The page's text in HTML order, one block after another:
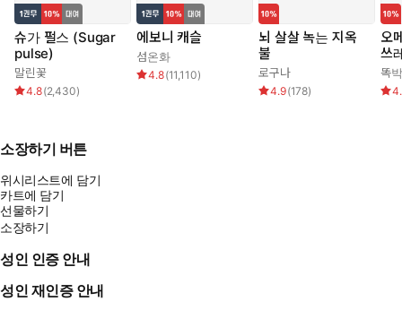
슈가 펄스 (Sugar
pulse)
말린꽃
4.8(2,430)
에보니 캐슬
섬온화
4.8(11,110)
뇌 살살 녹는 지옥
불
로구나
4.9(178)
오
쓰
똑
소장하기 버튼
위시리스트에 담기
카트에 담기
선물하기
소장하기
성인 인증 안내
성인 재인증 안내